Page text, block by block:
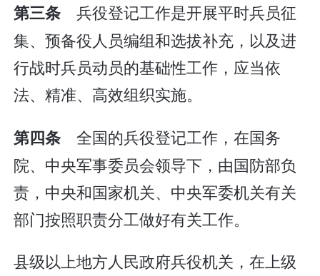
第三条兵役登记工作是开展平时兵员征
集、预备役人员编组和选拔补充，以及进
行战时兵员动员的基础性工作，应当依
法、精准、高效组织实施。
第四条全国的兵役登记工作，在国务
院、中央军事委员会领导下，由国防部负
责，中央和国家机关、中央军委机关有关
部门按照职责分工做好有关工作。
县级以上地方人民政府兵役机关，在上级